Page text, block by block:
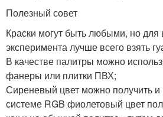
Полезный совет
Краски могут быть любыми, но для
эксперимента лучше всего взять
В качестве палитры можно
фанеры или плитки ПВХ;
Сиреневый цвет можно получить
системе RGB фиолетовый цвет